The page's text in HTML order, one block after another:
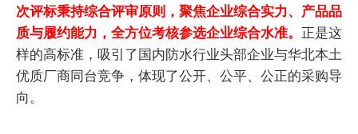
次评标秉持综合评审原则，聚焦企业综合实力、产品品
质与履约能力，全方位考核参选企业综合水准。 正是这
样的高标准，吸引了国内防水行业头部企业与华北本土
优质厂商同台竞争，体现了公开、公平、公正的采购导
向。